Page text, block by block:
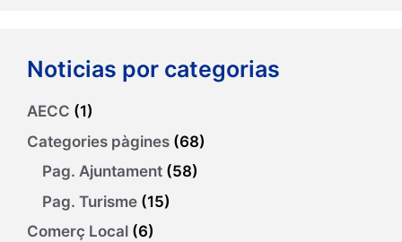
Noticias por categorias
AECC (1)
Categories pàgines (68)
Pag. Ajuntament (58)
Pag. Turisme (15)
Comerç Local (6)